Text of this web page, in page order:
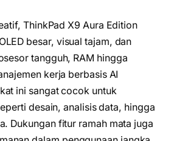
ThinkPad X9 Aura Edition
besar, visual tajam, dan
tangguh, RAM hingga
kerja berbasis AI
ini sangat cocok untuk
desain, analisis data, hingga
Dukungan fitur ramah mata juga